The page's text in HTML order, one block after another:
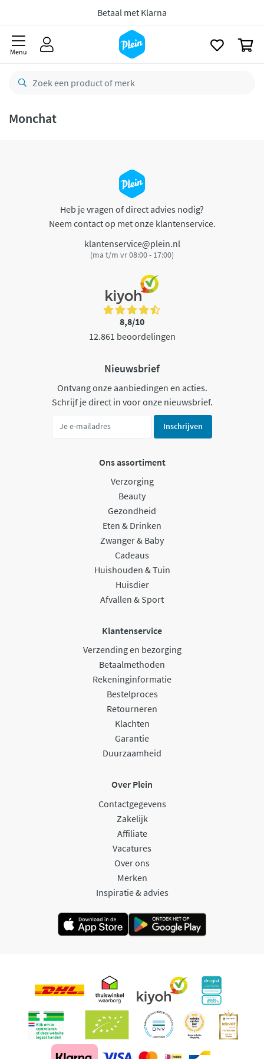
Betaal met Klarna
Menu
Monchat
Heb je vragen of direct advies nodig?
Neem contact op met onze klantenservice.
klantenservice@plein.nl
(ma t/m vr 08:00 - 17:00)
8,8/10
12.861 beoordelingen
Nieuwsbrief
Ontvang onze aanbiedingen en acties.
Schrijf je direct in voor onze nieuwsbrief.
Inschrijven
Ons assortiment
Verzorging
Beauty
Gezondheid
Eten & Drinken
Zwanger & Baby
Cadeaus
Huishouden & Tuin
Huisdier
Afvallen & Sport
Klantenservice
Verzending en bezorging
Betaalmethoden
Rekeninginformatie
Bestelproces
Retourneren
Klachten
Garantie
Duurzaamheid
Over Plein
Contactgegevens
Zakelijk
Affiliate
Vacatures
Over ons
Merken
Inspiratie & advies